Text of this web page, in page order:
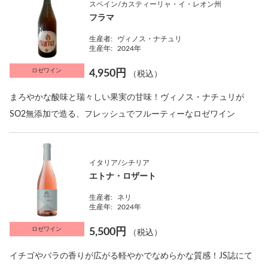
ロゼワイン
スペイン/カスティーリャ・イ・レオン州
フラマ
生産者:
ヴィノス・ナチュリ
生産年:
2024年
4,950円 （税込）
まろやかな酸味と瑞々しい果実の甘味！ヴィノス・ナチュリが
SO2無添加で造る、フレッシュでフルーティーなロゼワイン
ロゼワイン
イタリア/シチリア
エトナ・ロザート
生産者:
ネリ
生産年:
2024年
5,500円 （税込）
イチゴやバラの香りが広がる軽やかでなめらかな質感！JS誌にて